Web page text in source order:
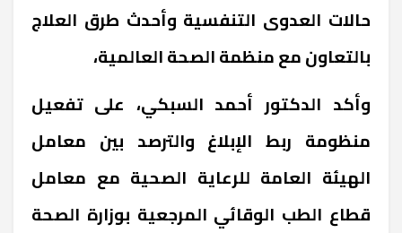
حالات العدوى التنفسية وأحدث طرق العلاج
بالتعاون مع منظمة الصحة العالمية،
وأكد الدكتور أحمد السبكي، على تفعيل
منظومة ربط الإبلاغ والترصد بين معامل
الهيئة العامة للرعاية الصحية مع معامل
قطاع الطب الوقائي المرجعية بوزارة الصحة